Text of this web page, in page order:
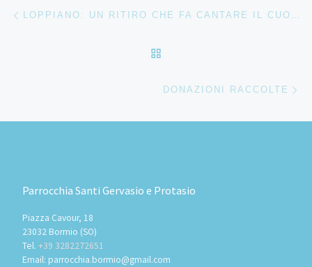
Navigazione articoli LOPPIANO: UN RITIRO CHE FA CANTARE IL CUORE
DONAZIONI RACCOLTE
Parrocchia Santi Gervasio e Protasio
Piazza Cavour, 18
23032 Bormio (SO)
Tel. +39 3282272651
Email: parrocchia.bormio@gmail.com